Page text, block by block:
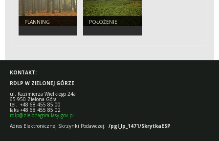
PLANNING POŁOŻENIE
KONTAKT:
RDLP W ZIELONEJ GÓRZE
ul. Kazimierza Wielkiego 24a
65-950 Zielona Góra
tel. +48 68 455 85 00
faks +48 68 455 85 02
rdlp@zielonagora.lasy.gov.pl
Adres Elektronicznej Skrzynki Podawczej: /pgl_lp_1471/SkrytkaESP